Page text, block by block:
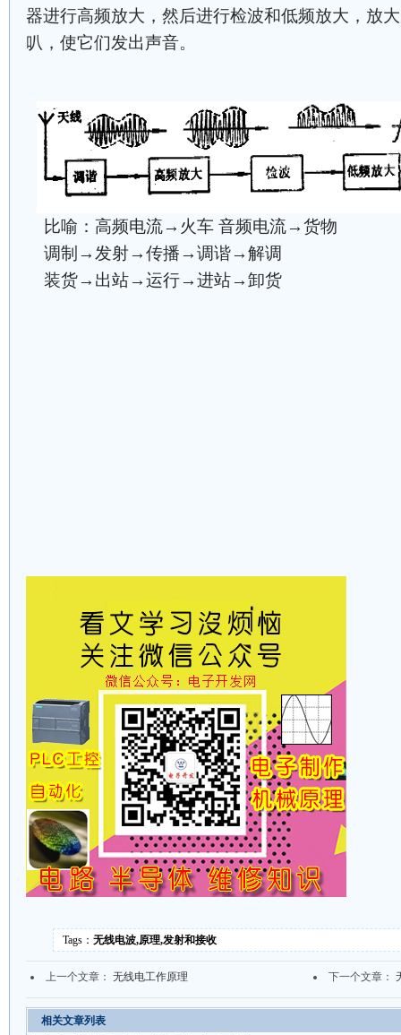
器进行高频放大，然后进行检波和低频放大，放
叭，使它们发出声音。
比喻：高频电流→火车 音频电流→货物
调制→发射→传播→调谐→解调
装货→出站→运行→进站→卸货
Tags： 无线电波,原理,发射和接收
上一个文章： 无线电工作原理 下一个文章：
相关文章列表